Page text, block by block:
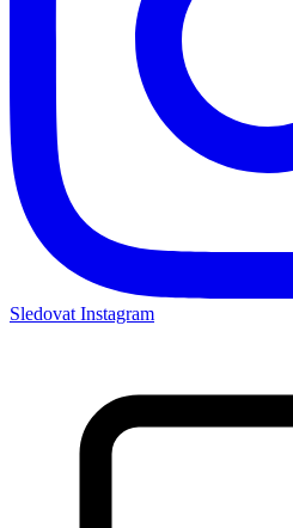
Sledovat Instagram